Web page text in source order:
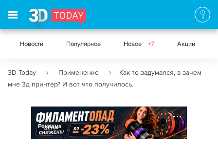
Новости Популярное Новое +7 Акции
3D Today Применение
Как то задумался, а зачем
мне 3д принтер? И вот что получилось.
Реклама